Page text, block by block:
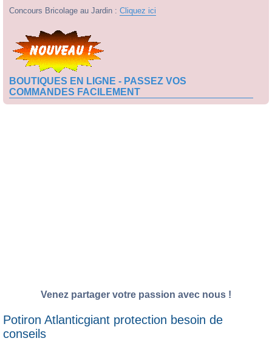
Concours Bricolage au Jardin : Cliquez ici
BOUTIQUES EN LIGNE - PASSEZ VOS
COMMANDES FACILEMENT
Venez partager votre passion avec nous !
Potiron Atlanticgiant protection besoin de
conseils